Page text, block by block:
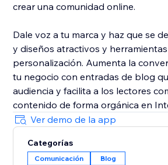
crear una comunidad online.
Dale voz a tu marca y haz que se
y diseños atractivos y
personalización. Aumenta la
tu negocio con entradas de blog
audiencia y facilita a los lectores
contenido de forma orgánica en
Ver demo de la app
Categorías
Comunicación Blog